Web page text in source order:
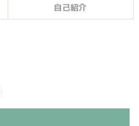
自己紹介